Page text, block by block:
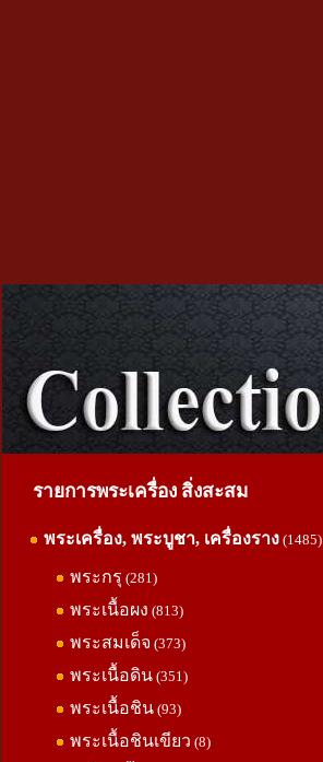
รายการพระเครื่อง สิ่งสะสม
พระเครื่อง, พระบูชา, เครื่องราง (1485)
พระกรุ (281)
พระเนื้อผง (813)
พระสมเด็จ (373)
พระเนื้อดิน (351)
พระเนื้อชิน (93)
พระเนื้อชินเขียว (8)